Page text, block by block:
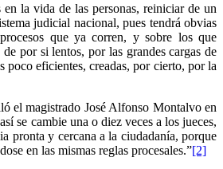
vida de las personas, reiniciar de un
judicial nacional, pues tendrá obvias
que ya corren, y sobre los que
por si lentos, por las grandes cargas de
poco eficientes, creadas, por cierto, por la
José Alfonso Montalvo en
se cambie una o diez veces a los jueces,
pronta y cercana a la ciudadanía, porque
en las mismas reglas procesales.”[2]